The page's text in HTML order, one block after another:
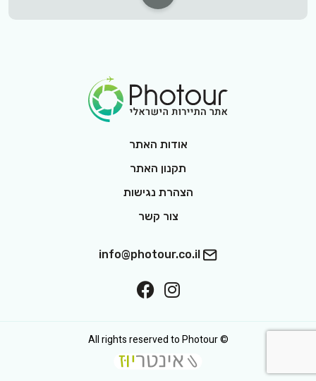
אודות האתר
תקנון האתר
הצהרת נגישות
צור קשר
info@photour.co.il
Follow On Interest
On Facebook
© All rights reserved to Photour